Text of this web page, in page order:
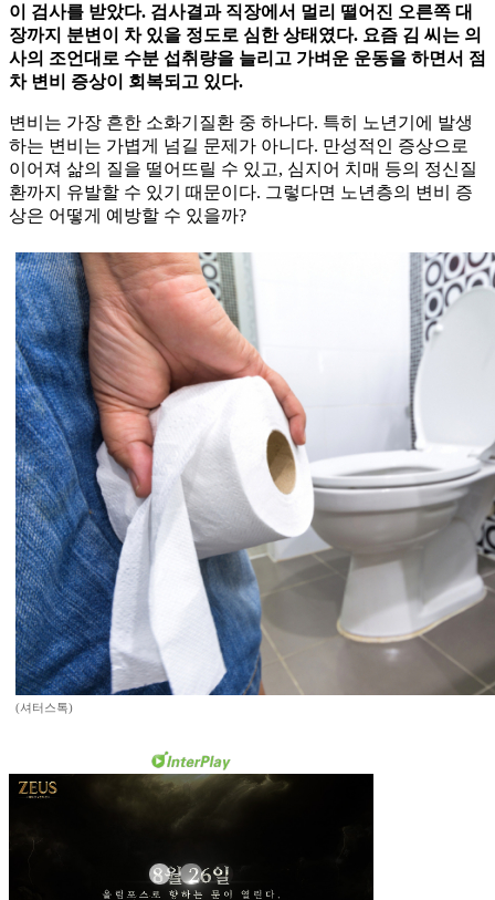
이 검사를 받았다. 검사결과 직장에서 멀리 떨어진 오른쪽 대
장까지 분변이 차 있을 정도로 심한 상태였다. 요즘 김 씨는 의
사의 조언대로 수분 섭취량을 늘리고 가벼운 운동을 하면서 점
차 변비 증상이 회복되고 있다.
변비는 가장 흔한 소화기질환 중 하나다. 특히 노년기에 발생
하는 변비는 가볍게 넘길 문제가 아니다. 만성적인 증상으로
이어져 삶의 질을 떨어뜨릴 수 있고, 심지어 치매 등의 정신질
환까지 유발할 수 있기 때문이다. 그렇다면 노년층의 변비 증
상은 어떻게 예방할 수 있을까?
(셔터스톡)